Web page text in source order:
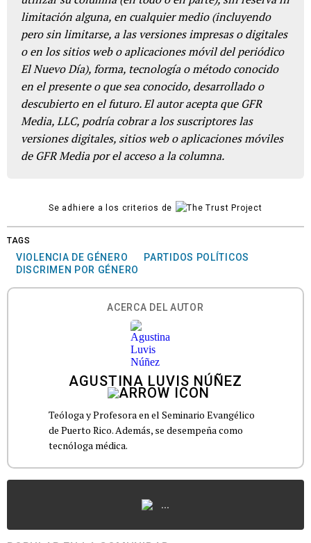
limitación alguna, en cualquier medio (incluyendo
pero sin limitarse, a las versiones impresas o digitales
o en los sitios web o aplicaciones móvil del periódico
El Nuevo Día), forma, tecnología o método conocido
en el presente o que sea conocido, desarrollado o
descubierto en el futuro. El autor acepta que GFR
Media, LLC, podría cobrar a los suscriptores las
versiones digitales, sitios web o aplicaciones móviles
de GFR Media por el acceso a la columna.
Se adhiere a los criterios de
TAGS
VIOLENCIA DE GÉNERO
PARTIDOS POLÍTICOS
DISCRIMEN POR GÉNERO
ACERCA DEL AUTOR
AGUSTINA LUVIS NÚÑEZ
Teóloga y Profesora en el Seminario Evangélico
de Puerto Rico. Además, se desempeña como
tecnóloga médica.
...